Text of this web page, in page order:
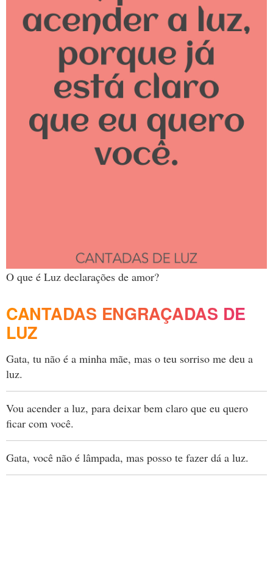
O que é Luz declarações de amor?
CANTADAS ENGRAÇADAS DE
LUZ
Gata, tu não é a minha mãe, mas o teu sorriso me deu a
luz.
Vou acender a luz, para deixar bem claro que eu quero
ficar com você.
Gata, você não é lâmpada, mas posso te fazer dá a luz.